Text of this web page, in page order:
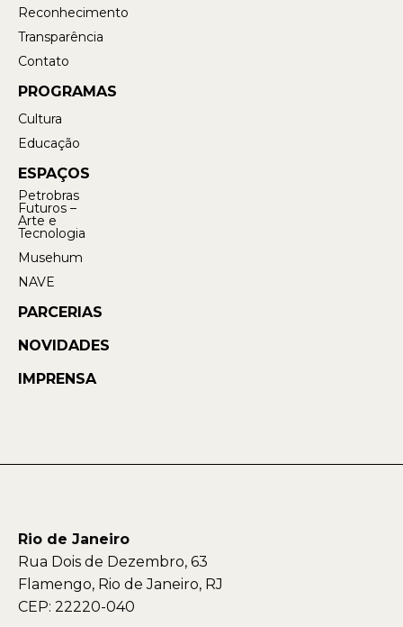
Reconhecimento
Transparência
Contato
PROGRAMAS
Cultura
Educação
ESPAÇOS
Petrobras
Futuros –
Arte e
Tecnologia
Musehum
NAVE
PARCERIAS
NOVIDADES
IMPRENSA
Rio de Janeiro
Rua Dois de Dezembro, 63
Flamengo, Rio de Janeiro, RJ
CEP: 22220-040